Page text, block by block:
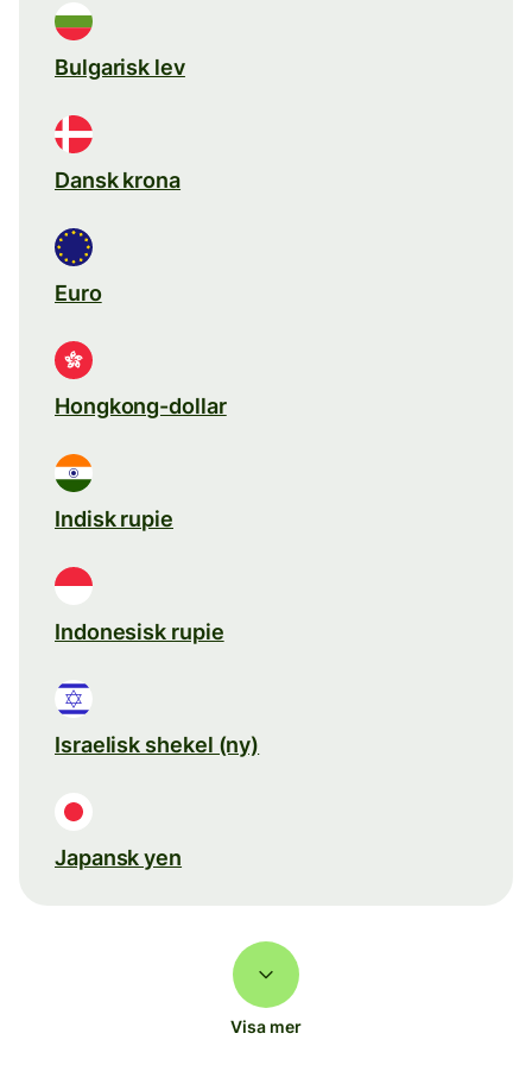
Bulgarisk lev
Dansk krona
Euro
Hongkong-dollar
Indisk rupie
Indonesisk rupie
Israelisk shekel (ny)
Japansk yen
Visa mer